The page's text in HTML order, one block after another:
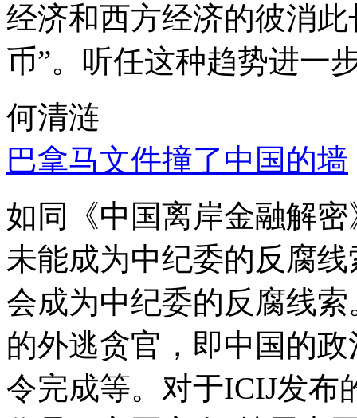
经济和西方经济的彼消
币”。听任这种趋势进一
何清涟
巴拿马文件撞了中国的墙
如同《中国离岸金融解
未能成为中纪委的反腐
会成为中纪委的反腐线
的外逃贪官，即中国的
令完成等。对于ICIJ发布